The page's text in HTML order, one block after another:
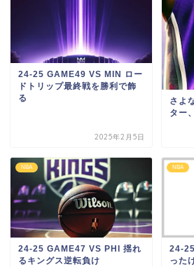
24-25 GAME49 VS MIN ロー
ドトリップ最終戦を勝利で飾
る
2025年2月5日
さよ
ター
NBA
24-25 GAME47 VS PHI 揺れ
るキングス逆転負け
NBA
24-
った